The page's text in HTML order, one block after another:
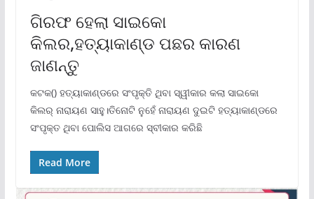
ଗିରଫ ହେଲା ସାଇକୋ
କିଲର,ହତ୍ୟାକାଣ୍ଡ ପଛର କାରଣ
ଜାଣନ୍ତୁ
କଟକ() ହତ୍ୟାକାଣ୍ଡରେ ସଂପୃକ୍ତି ଥିବା ସ୍ୱୀକାର କଲା ସାଇକୋ
କିଲର୍ ନାରାୟଣ ସାହୁ।ତିନୋଟି ନୁହେଁ ନାରାୟଣ ଦୁଇଟି ହତ୍ୟାକାଣ୍ଡରେ
ସଂପୃକ୍ତ ଥିବା ପୋଲିସ ଆଗରେ ସ୍ବୀକାର କରିଛି
Read More